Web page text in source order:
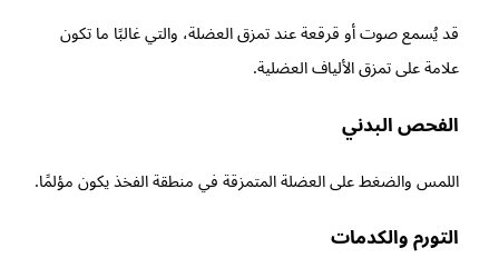
قد يُسمع صوت أو قرقعة عند تمزق العضلة، والتي غالبًا ما تكون
علامة على تمزق الألياف العضلية.
الفحص البدني
اللمس والضغط على العضلة المتمزقة في منطقة الفخذ يكون مؤلمًا.
التورم والكدمات